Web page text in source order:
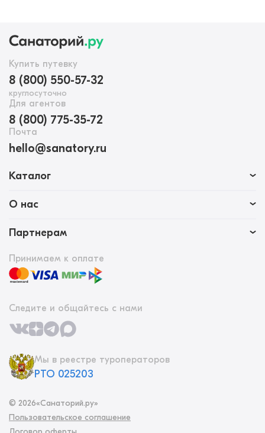
Купить путевку
8 (800) 550-57-32
круглосуточно
Для агентов
8 (800) 775-35-72
Почта
hello@sanatory.ru
Каталог
О нас
Партнерам
Принимаем к оплате
Следите и общайтесь с нами
Мы в реестре туроператоров
РТО 025203
© 2026«Санаторий.ру»
Пользовательское соглашение